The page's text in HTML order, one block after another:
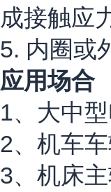
成接触应
5. 内圈或
应用场合
1、大中
2、机车
3、机床